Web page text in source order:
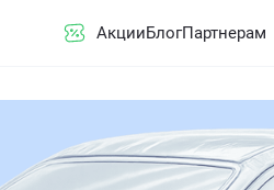
АкцииБлогПартнерам